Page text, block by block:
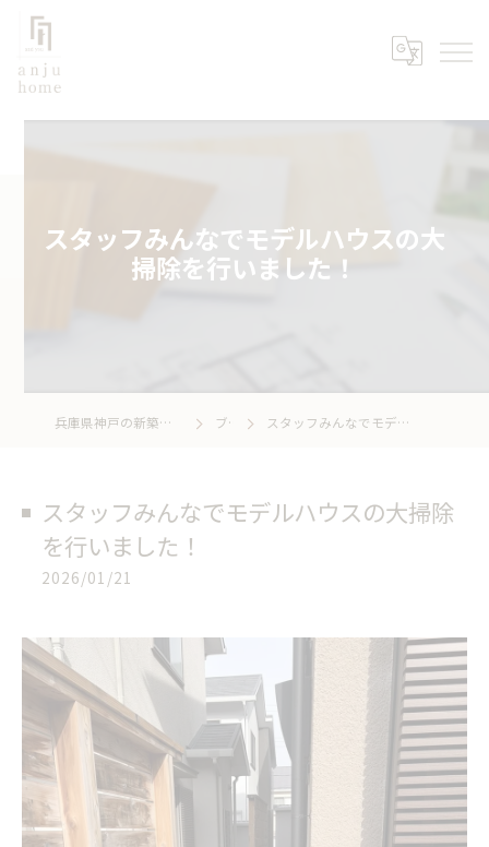
スタッフみんなでモデルハウスの大
掃除を行いました！
兵庫県神戸の新築なら株式会社あんじゅホーム ブログ スタッフみんなでモデルハウスの大掃除を行いました！
スタッフみんなでモデルハウスの大掃除
を行いました！
2026/01/21